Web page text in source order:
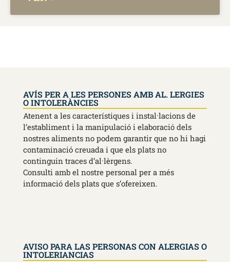
AVÍS PER A LES PERSONES AMB AL. LERGIES
O INTOLERÀNCIES
Atenent a les característiques i instal·lacions de
l’establiment i la manipulació i elaboració dels
nostres aliments no podem garantir que no hi hagi
contaminació creuada i que els plats no
continguin traces d’al·lèrgens.
Consulti amb el nostre personal per a més
informació dels plats que s’ofereixen.
AVISO PARA LAS PERSONAS CON ALERGIAS O
INTOLERIANCIAS